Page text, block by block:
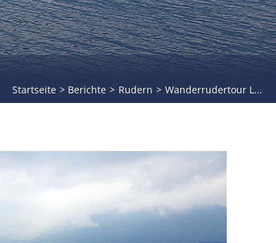
Startseite Berichte Rudern Wanderrudertour L...